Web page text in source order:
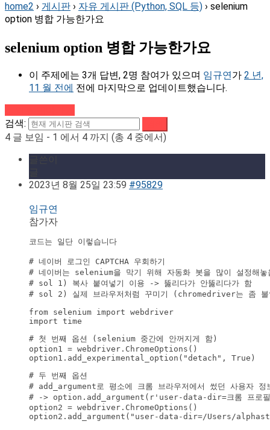
home2 › 게시판 › 자유 게시판 (Python, SQL 등) › selenium
option 병합 가능한가요
selenium option 병합 가능한가요
이 주제에는 3개 답변, 2명 참여가 있으며 임규연가 2 년,
11 월 전에 전에 마지막으로 업데이트했습니다.
검색:
4 글 보임 - 1 에서 4 까지 (총 4 중에서)
2023년 8월 25일 23:59 #95829
임규연
참가자
코드는 일단 이렇습니다
# 네이버 로그인 CAPTCHA 우회하기
# 네이버는 selenium을 막기 위해 자동화 봇을 많이 설정해
# sol 1) 복사 붙여넣기 이용 -> 뚫리다가 안뚫리다가 함
# sol 2) 실제 브라우저처럼 꾸미기 (chromedriver는 좀 불
from selenium import webdriver
import time
# 첫 번째 옵션 (selenium 중간에 안꺼지게 함)
option1 = webdriver.ChromeOptions()
option1.add_experimental_option("detach", True)
# 두 번째 옵션
# add_argument로 평소에 크롬 브라우저에서 썼던 사용자 정
# -> option.add_argument(r'user-data-dir=크롬 프로
option2 = webdriver.ChromeOptions()
option2.add_argument("user-data-dir=/Users/